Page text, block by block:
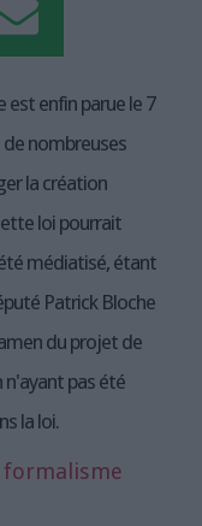
enfin parue le 7
nombreuses
la création
loi pourrait
médiatisé, étant
Patrick Bloche
du projet de
n'ayant pas été
la loi.
formalisme